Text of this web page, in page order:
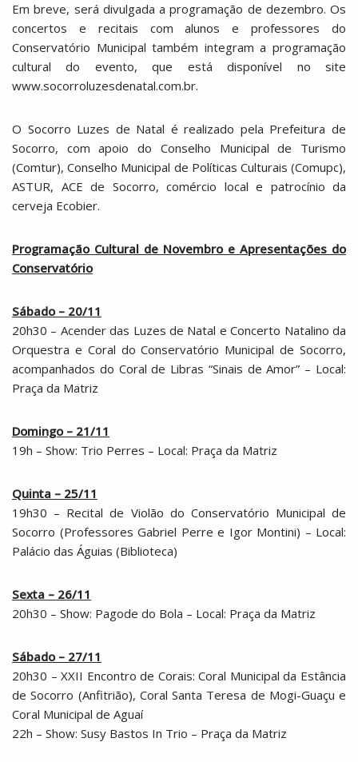
Em breve, será divulgada a programação de dezembro. Os
concertos e recitais com alunos e professores do
Conservatório Municipal também integram a programação
cultural do evento, que está disponível no site
www.socorroluzesdenatal.com.br.
O Socorro Luzes de Natal é realizado pela Prefeitura de
Socorro, com apoio do Conselho Municipal de Turismo
(Comtur), Conselho Municipal de Políticas Culturais (Comupc),
ASTUR, ACE de Socorro, comércio local e patrocínio da
cerveja Ecobier.
Programação Cultural de Novembro e Apresentações do
Conservatório
Sábado – 20/11
20h30 – Acender das Luzes de Natal e Concerto Natalino da
Orquestra e Coral do Conservatório Municipal de Socorro,
acompanhados do Coral de Libras “Sinais de Amor” – Local:
Praça da Matriz
Domingo – 21/11
19h – Show: Trio Perres – Local: Praça da Matriz
Quinta – 25/11
19h30 – Recital de Violão do Conservatório Municipal de
Socorro (Professores Gabriel Perre e Igor Montini) – Local:
Palácio das Águias (Biblioteca)
Sexta – 26/11
20h30 – Show: Pagode do Bola – Local: Praça da Matriz
Sábado – 27/11
20h30 – XXII Encontro de Corais: Coral Municipal da Estância
de Socorro (Anfitrião), Coral Santa Teresa de Mogi-Guaçu e
Coral Municipal de Aguaí
22h – Show: Susy Bastos In Trio – Praça da Matriz